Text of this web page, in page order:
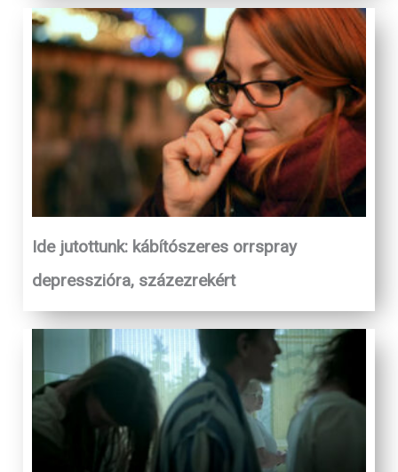
Ide jutottunk: kábítószeres orrspray
depresszióra, százezrekért